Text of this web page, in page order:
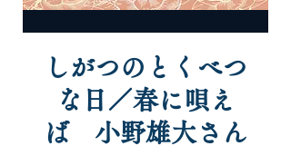
しがつのとくべつ
な日／春に唄え
ば 小野雄大さん